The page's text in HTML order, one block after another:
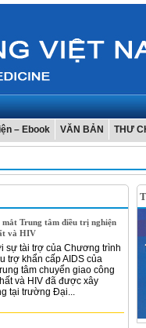
– Ebook VĂN BẢN THƯ
mắt Trung tâm điều trị nghiện
và HIV
sự tài trợ của Chương trình
trợ khẩn cấp AIDS của
tâm chuyển giao công
và HIV đã được xây
tại trường Đại...